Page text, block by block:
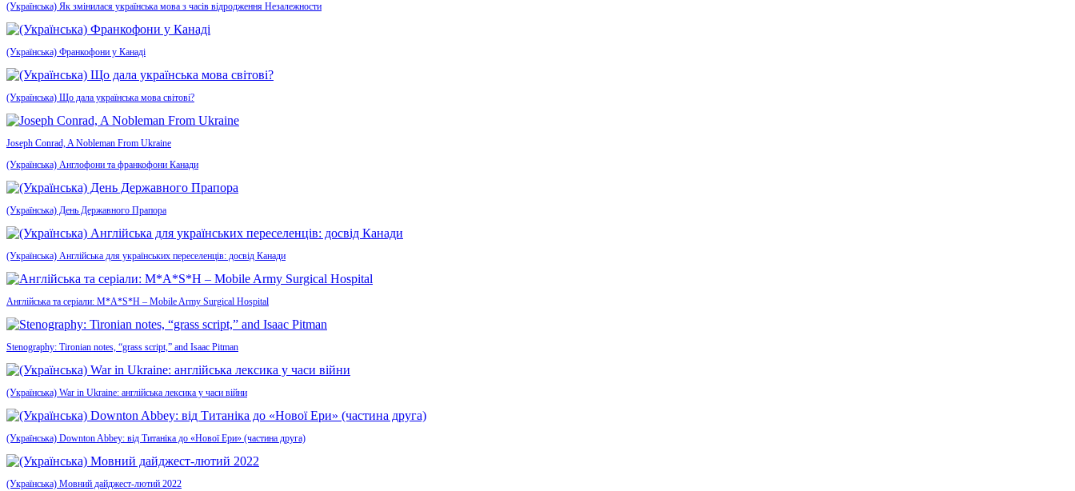
(Українська) Як змінилася українська мова з часів відродження Незалежности
(Українська) Франкофони у Канаді
(Українська) Що дала українська мова світові?
Joseph Conrad, A Nobleman From Ukraine
(Українська) Англофони та франкофони Канади
(Українська) День Державного Прапора
(Українська) Англійська для українських переселенців: досвід Канади
Англійська та серіали: M*A*S*H – Mobile Army Surgical Hospital
Stenography: Tironian notes, “grass script,” and Isaac Pitman
(Українська) War in Ukraine: англійська лексика у часи війни
(Українська) Downton Abbey: від Титаніка до «Нової Ери» (частина друга)
(Українська) Мовний дайджест-лютий 2022